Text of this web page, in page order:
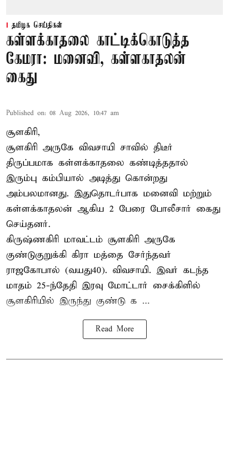
தமிழக செய்திகள்
கள்ளக்காதலை காட்டிக்கொடுத்த
கேமரா: மனைவி, கள்ளகாதலன்
கைது
Published on: 08 Aug 2026, 10:47 am
சூளகிரி,
சூளகிரி அருகே விவசாயி சாவில் திடீர்
திருப்பமாக கள்ளக்காதலை கண்டித்ததால்
இரும்பு கம்பியால் அடித்து கொன்றது
அம்பலமானது. இதுதொடர்பாக மனைவி மற்றும்
கள்ளக்காதலன் ஆகிய 2 பேரை போலீசார் கைது
செய்தனர்.
கிருஷ்ணகிரி மாவட்டம் சூளகிரி அருகே
குண்டுகுறுக்கி கிரா மத்தை சேர்ந்தவர்
ராஜகோபால் (வயது40). விவசாயி. இவர் கடந்த
மாதம் 25-ந்தேதி இரவு மோட்டார் சைக்கிளில்
சூளகிரியில் இருந்து குண்டு க ...
Read More